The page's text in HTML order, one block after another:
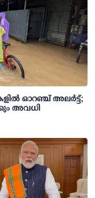
ഓറഞ്ച് അലര്‍ട്ട്;
അവധി